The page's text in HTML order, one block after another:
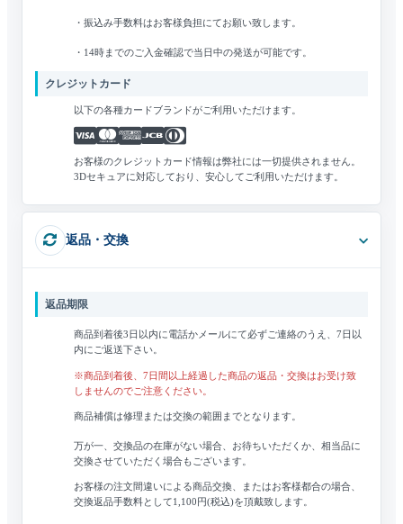
・振込み手数料はお客様負担にてお願い致します。
・14時までのご入金確認で当日中の発送が可能です。
クレジットカード
以下の各種カードブランドがご利用いただけます。
お客様のクレジットカード情報は弊社には一切提供されません。
3Dセキュアに対応しており、安心してご利用いただけます。
返品・交換
返品期限
商品到着後3日以内に電話かメールにて必ずご連絡のうえ、7日以
内にご返送下さい。
※商品到着後、7日間以上経過した商品の返品・交換はお受け致
しませんのでご注意ください。
商品補償は修理または交換の範囲までとなります。
万が一、交換品の在庫がない場合、お待ちいただくか、相当品に
交換させていただく場合もございます。
お客様の注文間違いによる商品交換、またはお客様都合の場合、
交換返品手数料として1,100円(税込)を頂戴致します。